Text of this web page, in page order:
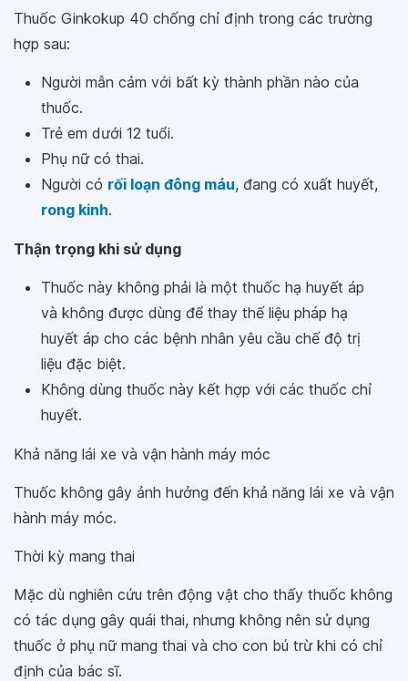
Thuốc Ginkokup 40 chống chỉ định trong các trường
hợp sau:
Người mẫn cảm với bất kỳ thành phần nào của
thuốc.
Trẻ em dưới 12 tuổi.
Phụ nữ có thai.
Người có rối loạn đông máu, đang có xuất huyết,
rong kinh.
Thận trọng khi sử dụng
Thuốc này không phải là một thuốc hạ huyết áp
và không được dùng để thay thế liệu pháp hạ
huyết áp cho các bệnh nhân yêu cầu chế độ trị
liệu đặc biệt.
Không dùng thuốc này kết hợp với các thuốc chỉ
huyết.
Khả năng lái xe và vận hành máy móc
Thuốc không gây ảnh hưởng đến khả năng lái xe và vận
hành máy móc.
Thời kỳ mang thai
Mặc dù nghiên cứu trên động vật cho thấy thuốc không
có tác dụng gây quái thai, nhưng không nên sử dụng
thuốc ở phụ nữ mang thai và cho con bú trừ khi có chỉ
định của bác sĩ.